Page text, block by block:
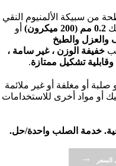
من سبيكة الألمنيوم النقي
0.2 مم (200 ميكرون)
أو
والعزل والطبخ
خفيفة الوزن ، غير سامة ،
تشكيل ممتازة.
صلبة أو مغلفة أو غير ملائمة
أو مواد أخرى للاستخدامات
خدمة الصلب واحدة/حل.